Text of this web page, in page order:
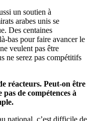
un soutien à
arabes unis se
Des centaines
bas pour faire avancer le
veulent pas être
ne serez pas compétitifs
réacteurs. Peut-on être
de compétences à